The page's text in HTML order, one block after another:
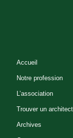
Accueil
Notre profession
L’association
Trouver un
Archives